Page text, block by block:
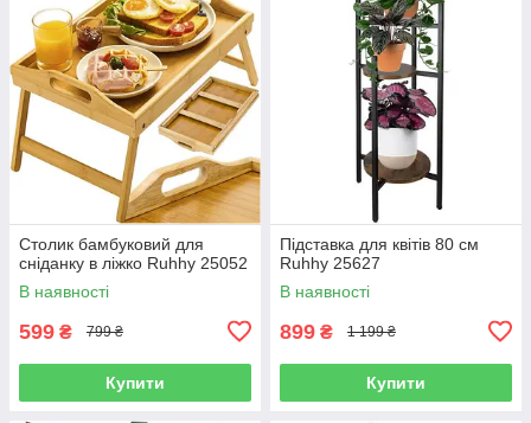
Столик бамбуковий для
сніданку в ліжко Ruhhy 25052
В наявності
599 ₴ 799 ₴
Купити
Підставка для квітів 80 см
Ruhhy 25627
В наявності
899 ₴ 1 199 ₴
Купити